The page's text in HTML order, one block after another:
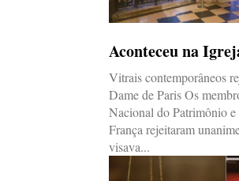
Aconteceu na
Vitrais contemporâneos
Dame de Paris Os
Nacional do Patrimônio
França rejeitaram
visava...